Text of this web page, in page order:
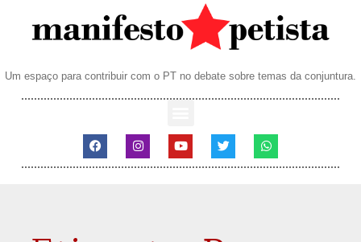
Um espaço para contribuir com o PT no debate sobre temas da conjuntura.